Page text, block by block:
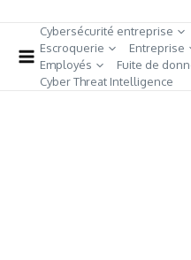
Cybersécurité entreprise
Escroquerie
Entreprise
Employés
Fuite de
Cyber Threat Intelligence